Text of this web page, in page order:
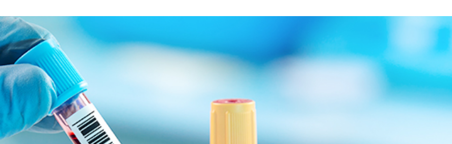
임상단백질체분석실
응용항체 및 치료물질 개발실
약물대사 및 약동력학 평가실